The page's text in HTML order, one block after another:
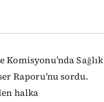
Sağlık
Raporu’nu sordu.
halka